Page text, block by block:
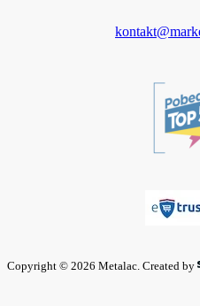
Copyright © 2026 Metalac. Created by